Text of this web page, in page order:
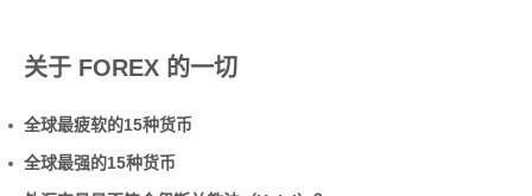
关于 FOREX 的一切
全球最疲软的15种货币
全球最强的15种货币